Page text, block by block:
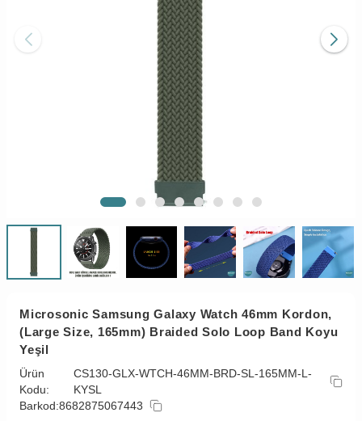
Microsonic Samsung Galaxy Watch 46mm Kordon,
(Large Size, 165mm) Braided Solo Loop Band Koyu
Yeşil
Ürün
Kodu:
CS130-GLX-WTCH-46MM-BRD-SL-165MM-L-
KYSL
Barkod:8682875067443